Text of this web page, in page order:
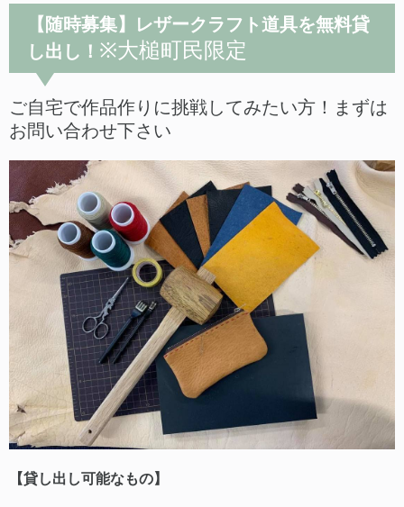
【随時募集】レザークラフト道具を無料貸
し出し！ ※大槌町民限定
ご自宅で作品作りに挑戦してみたい方！まずは
お問い合わせ下さい
【貸し出し可能なもの】